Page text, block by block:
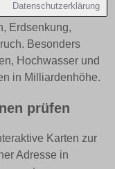
Datenschutzerklärung
wie
Erdsenkung,
Besonders
Hochwasser und
in Milliardenhöhe.
prüfen
Karten zur
Adresse in